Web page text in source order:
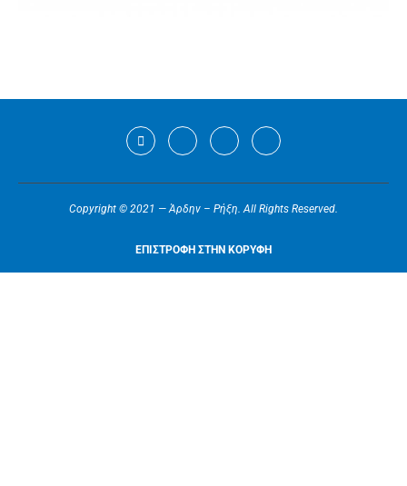
Copyright © 2021 — Άρδην – Ρήξη. All Rights Reserved.
ΕΠΙΣΤΡΟΦΗ ΣΤΗΝ ΚΟΡΥΦΗ